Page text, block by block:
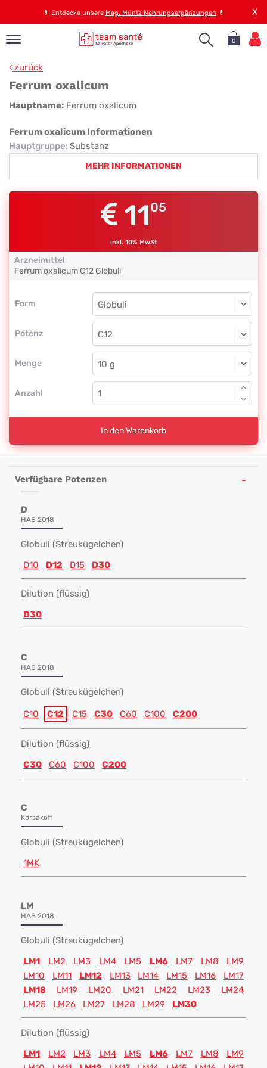
💊 Entdecke unsere Mag. Müntz Nahrungsergänzungen 💊 X
0
zurück
Ferrum oxalicum
Ferrum
oxalicum
Hauptname: Ferrum oxalicum
Ferrum oxalicum Informationen
Hauptgruppe: Substanz
MEHR INFORMATIONEN
1105
inkl. 10% MwSt
Arzneimittel
Ferrum oxalicum C12 Globuli
Form
Form
Potenz
Globuli
C12
Menge
Globuli
Anzahl
In den Warenkorb
Verfügbare Potenzen
D
HAB 2018
Globuli (Streukügelchen)
D10
D12 D15 D30
Dilution (flüssig)
D30
C
HAB 2018
Globuli (Streukügelchen)
C10 C12 C15 C30 C60 C100 C200
Dilution (flüssig)
C30
C60 C100 C200
C
Korsakoff
Globuli (Streukügelchen)
1MK
LM
HAB 2018
Globuli (Streukügelchen)
LM1
LM2 LM3 LM4 LM5 LM6 LM7 LM8
LM9
LM10
LM11 LM12 LM13 LM14 LM15 LM16
LM17
LM18
LM19 LM20 LM21 LM22 LM23
LM24
LM25
LM26 LM27 LM28 LM29 LM30
Dilution (flüssig)
LM1
LM2 LM3 LM4 LM5 LM6 LM7 LM8
LM9